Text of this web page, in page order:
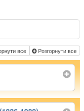
все Розгорнути все